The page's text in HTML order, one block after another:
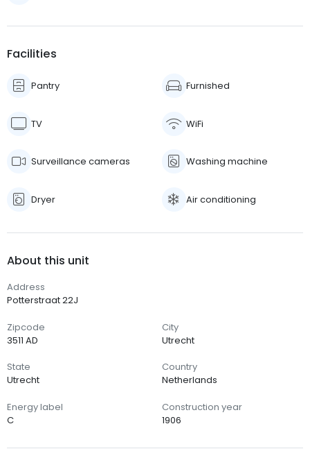
Facilities
Pantry Furnished
TV WiFi
Surveillance cameras Washing machine
Dryer Air conditioning
About this unit
Address
Potterstraat 22J
Zipcode
3511 AD
City
Utrecht
State
Utrecht
Country
Netherlands
Energy label
C
Construction year
1906